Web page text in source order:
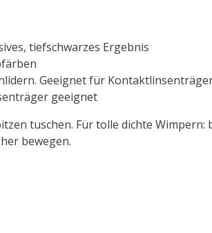
tiefschwarzes Ergebnis
Geeignet für
geeignet
tuschen. Für tolle dichte Wimpern:
bewegen.